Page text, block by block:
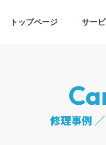
トップページ サー
修理事例